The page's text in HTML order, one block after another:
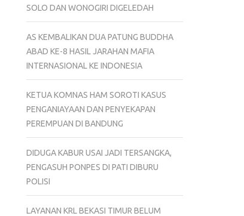
SOLO DAN WONOGIRI DIGELEDAH
AS KEMBALIKAN DUA PATUNG BUDDHA
ABAD KE-8 HASIL JARAHAN MAFIA
INTERNASIONAL KE INDONESIA
KETUA KOMNAS HAM SOROTI KASUS
PENGANIAYAAN DAN PENYEKAPAN
PEREMPUAN DI BANDUNG
DIDUGA KABUR USAI JADI TERSANGKA,
PENGASUH PONPES DI PATI DIBURU
POLISI
LAYANAN KRL BEKASI TIMUR BELUM